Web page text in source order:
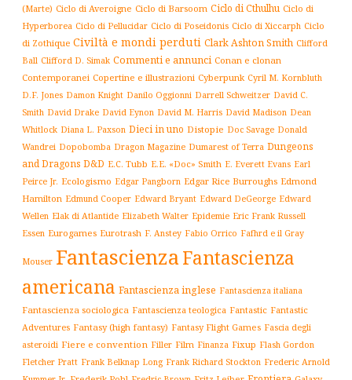
(Marte) Ciclo di Averoigne Ciclo di Barsoom Ciclo di Cthulhu Ciclo di
Hyperborea Ciclo di Pellucidar Ciclo di Poseidonis Ciclo di Xiccarph Ciclo
di Zothique Civiltà e mondi perduti Clark Ashton Smith Clifford
Ball Clifford D. Simak Commenti e annunci Conan e clonan
Contemporanei Copertine e illustrazioni Cyberpunk Cyril M. Kornbluth
D.F. Jones Damon Knight Danilo Oggionni Darrell Schweitzer David C.
Smith David Drake David Eynon David M. Harris David Madison Dean
Whitlock Diana L. Paxson Dieci in uno Distopie Doc Savage Donald
Wandrei Dopobomba Dragon Magazine Dumarest of Terra Dungeons
and Dragons D&D E.C. Tubb E.E. «Doc» Smith E. Everett Evans Earl
Peirce Jr. Ecologismo Edgar Pangborn Edgar Rice Burroughs Edmond
Hamilton Edmund Cooper Edward Bryant Edward DeGeorge Edward
Wellen Elak di Atlantide Elizabeth Walter Epidemie Eric Frank Russell
Essen Eurogames Eurotrash F. Anstey Fabio Orrico Fafhrd e il Gray
Mouser FantascienzaFantascienza
americana Fantascienza inglese Fantascienza italiana
Fantascienza sociologica Fantascienza teologica Fantastic Fantastic
Adventures Fantasy (high fantasy) Fantasy Flight Games Fascia degli
asteroidi Fiere e convention Filler Film Finanza Fixup Flash Gordon
Fletcher Pratt Frank Belknap Long Frank Richard Stockton Frederic Arnold